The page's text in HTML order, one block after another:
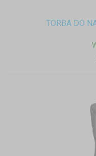
TORBA DO